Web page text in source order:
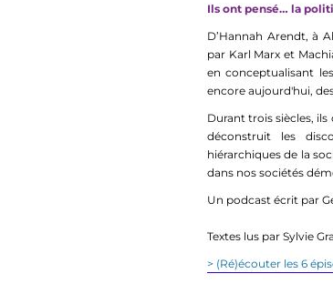
Ils ont pensé… la
D’Hannah Arendt, à
par Karl Marx et
en conceptualisant
encore aujourd'hui,
Durant trois siècles,
déconstruit les
hiérarchiques de la
dans nos sociétés
Un podcast écrit par
Textes lus par Sylvie
> (Ré)écouter les 6